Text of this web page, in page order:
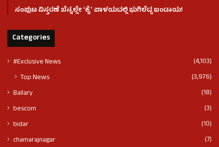
ಸಂಪುಟ ವಿಸ್ತರಣೆ ಬೆನ್ನಲ್ಲೇ ʻಕೈʼ ಪಾಳಯದಲ್ಲಿ ಭುಗಿಲೆದ್ದ ಬಂಡಾಯ!
Categories
#Exclusive News (4,103)
Top News (3,976)
Ballary
(18)
bescom
(3)
bidar
(10)
chamarajnagar
(7)